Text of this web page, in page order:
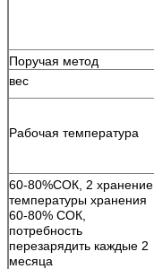
Поручая метод
вес
Рабочая температура
60-80%СОК, 2 хранение
температуры хранения
60-80% СОК,
потребность
перезарядить каждые 2
месяца